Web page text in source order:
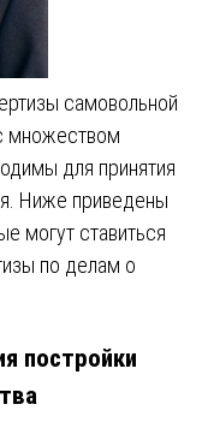
самовольной
множеством
для принятия
Ниже приведены
могут ставиться
по делам о
постройки